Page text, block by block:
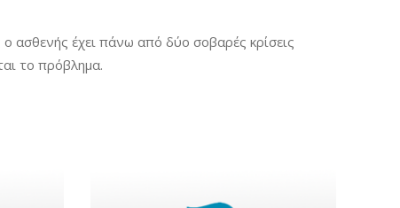
ασθενής έχει πάνω από δύο σοβαρές κρίσεις
το πρόβλημα.